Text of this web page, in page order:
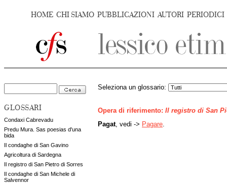
HOME CHI SIAMO PUBBLICAZIONI AUTORI PERIODICI
GLOSSARI
Condaxi Cabrevadu
Predu Mura. Sas poesias d'una
bida
Il condaghe di San Gavino
Agricoltura di Sardegna
Il registro di San Pietro di Sorres
Il condaghe di San Michele di
Salvennor
Seleziona un glossario:
Opera di riferimento: Il registro di San
Pagat, vedi -> Pagare